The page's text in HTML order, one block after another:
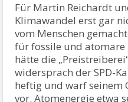
Für Martin Reichardt
Klimawandel erst gar
vom Menschen
für fossile und atomare
hätte die
widersprach der SPD-
heftig und warf seinem
vor. Atomenergie etwa